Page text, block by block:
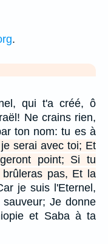
.
qui t'a créé, ô
Ne crains rien,
ton nom: tu es à
serai avec toi; Et
point; Si tu
pas, Et la
je suis l'Eternel,
Je donne
et Saba à ta